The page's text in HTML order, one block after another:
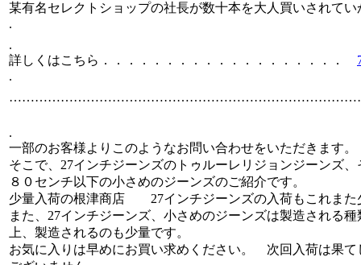
某有名セレクトショップの社長が数十本を大人買いされて
.
.
詳しくはこちら．．．．．．．．．．．．．．．．．．．
.
.
一部のお客様よりこのようなお問い合わせをいただきます。
そこで、27インチジーンズのトゥルーレリジョンジーンズ
８０センチ以下の小さめのジーンズのご紹介です。
少量入荷の根津商店 27インチジーンズの入荷もこれまた
また、27インチジーンズ、小さめのジーンズは製造される
上、製造されるのも少量です。
お気に入りは早めにお買い求めください。 次回入荷は果て